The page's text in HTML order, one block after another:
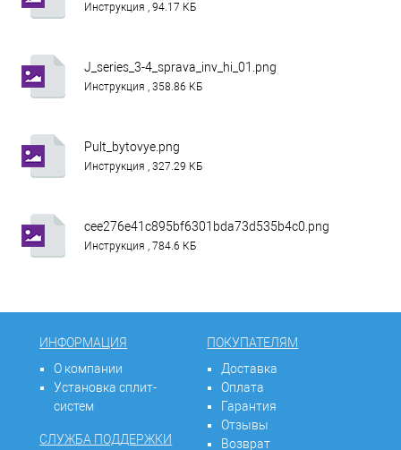
Инструкция , 94.17 КБ
J_series_3-4_sprava_inv_hi_01.png
Инструкция , 358.86 КБ
Pult_bytovye.png
Инструкция , 327.29 КБ
cee276e41c895bf6301bda73d535b4c0.png
Инструкция , 784.6 КБ
ИНФОРМАЦИЯ
О компании
Установка сплит-
систем
СЛУЖБА ПОДДЕРЖКИ
ПОКУПАТЕЛЯМ
Доставка
Оплата
Гарантия
Отзывы
Возврат